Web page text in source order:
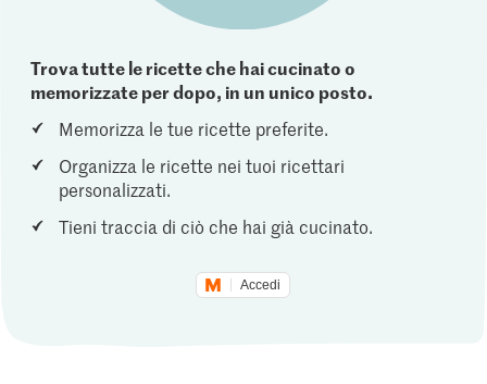
Trova tutte le ricette che hai cucinato o
memorizzate per dopo, in un unico posto.
Memorizza le tue ricette preferite.
Organizza le ricette nei tuoi ricettari
personalizzati.
Tieni traccia di ciò che hai già cucinato.
Accedi